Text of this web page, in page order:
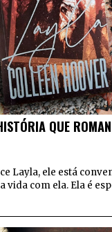
QUE
Layla, ele está
vida com ela. Ela é